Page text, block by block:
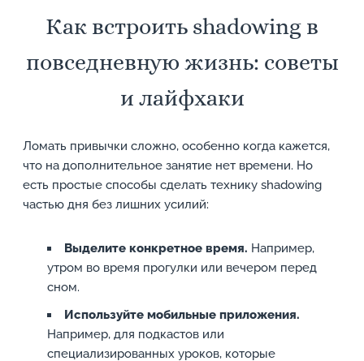
Как встроить shadowing в
повседневную жизнь: советы
и лайфхаки
Ломать привычки сложно, особенно когда кажется,
что на дополнительное занятие нет времени. Но
есть простые способы сделать технику shadowing
частью дня без лишних усилий:
Выделите конкретное время. Например,
утром во время прогулки или вечером перед
сном.
Используйте мобильные приложения.
Например, для подкастов или
специализированных уроков, которые